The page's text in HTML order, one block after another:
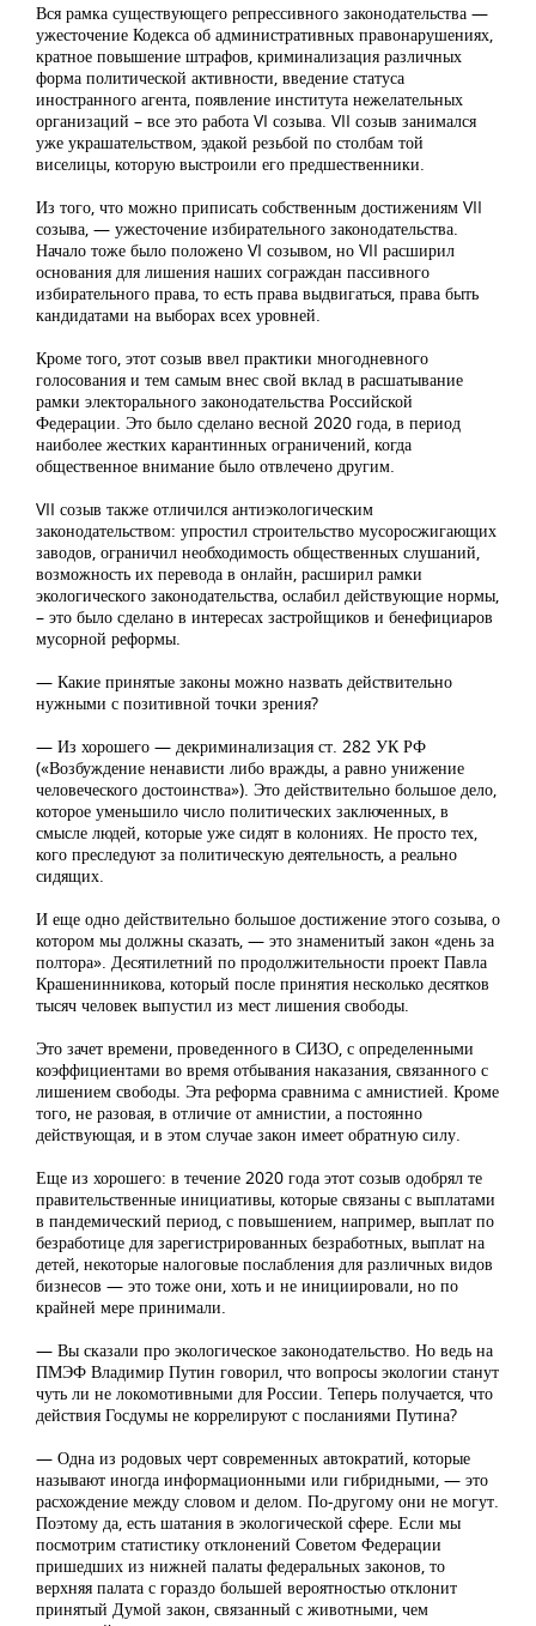
Вся рамка существующего репрессивного законодательства —
ужесточение Кодекса об административных правонарушениях,
кратное повышение штрафов, криминализация различных
форма политической активности, введение статуса
иностранного агента, появление института нежелательных
организаций – все это работа VI созыва. VII созыв занимался
уже украшательством, эдакой резьбой по столбам той
виселицы, которую выстроили его предшественники.
Из того, что можно приписать собственным достижениям VII
созыва, — ужесточение избирательного законодательства.
Начало тоже было положено VI созывом, но VII расширил
основания для лишения наших сограждан пассивного
избирательного права, то есть права выдвигаться, права быть
кандидатами на выборах всех уровней.
Кроме того, этот созыв ввел практики многодневного
голосования и тем самым внес свой вклад в расшатывание
рамки электорального законодательства Российской
Федерации. Это было сделано весной 2020 года, в период
наиболее жестких карантинных ограничений, когда
общественное внимание было отвлечено другим.
VII созыв также отличился антиэкологическим
законодательством: упростил строительство мусоросжигающих
заводов, ограничил необходимость общественных слушаний,
возможность их перевода в онлайн, расширил рамки
экологического законодательства, ослабил действующие нормы,
– это было сделано в интересах застройщиков и бенефициаров
мусорной реформы.
— Какие принятые законы можно назвать действительно
нужными с позитивной точки зрения?
— Из хорошего — декриминализация ст. 282 УК РФ
(«Возбуждение ненависти либо вражды, а равно унижение
человеческого достоинства»). Это действительно большое дело,
которое уменьшило число политических заключенных, в
смысле людей, которые уже сидят в колониях. Не просто тех,
кого преследуют за политическую деятельность, а реально
сидящих.
И еще одно действительно большое достижение этого созыва, о
котором мы должны сказать, — это знаменитый закон «день за
полтора». Десятилетний по продолжительности проект Павла
Крашенинникова, который после принятия несколько десятков
тысяч человек выпустил из мест лишения свободы.
Это зачет времени, проведенного в СИЗО, с определенными
коэффициентами во время отбывания наказания, связанного с
лишением свободы. Эта реформа сравнима с амнистией. Кроме
того, не разовая, в отличие от амнистии, а постоянно
действующая, и в этом случае закон имеет обратную силу.
Еще из хорошего: в течение 2020 года этот созыв одобрял те
правительственные инициативы, которые связаны с выплатами
в пандемический период, с повышением, например, выплат по
безработице для зарегистрированных безработных, выплат на
детей, некоторые налоговые послабления для различных видов
бизнесов — это тоже они, хоть и не инициировали, но по
крайней мере принимали.
— Вы сказали про экологическое законодательство. Но ведь на
ПМЭФ Владимир Путин говорил, что вопросы экологии станут
чуть ли не локомотивными для России. Теперь получается, что
действия Госдумы не коррелируют с посланиями Путина?
— Одна из родовых черт современных автократий, которые
называют иногда информационными или гибридными, — это
расхождение между словом и делом. По-другому они не могут.
Поэтому да, есть шатания в экологической сфере. Если мы
посмотрим статистику отклонений Советом Федерации
пришедших из нижней палаты федеральных законов, то
верхняя палата с гораздо большей вероятностью отклонит
принятый Думой закон, связанный с животными, чем